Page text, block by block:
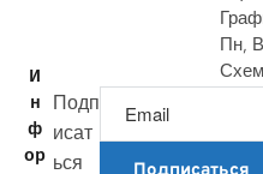
Пн,
И
н
ф
ор
Подп
исат
ься